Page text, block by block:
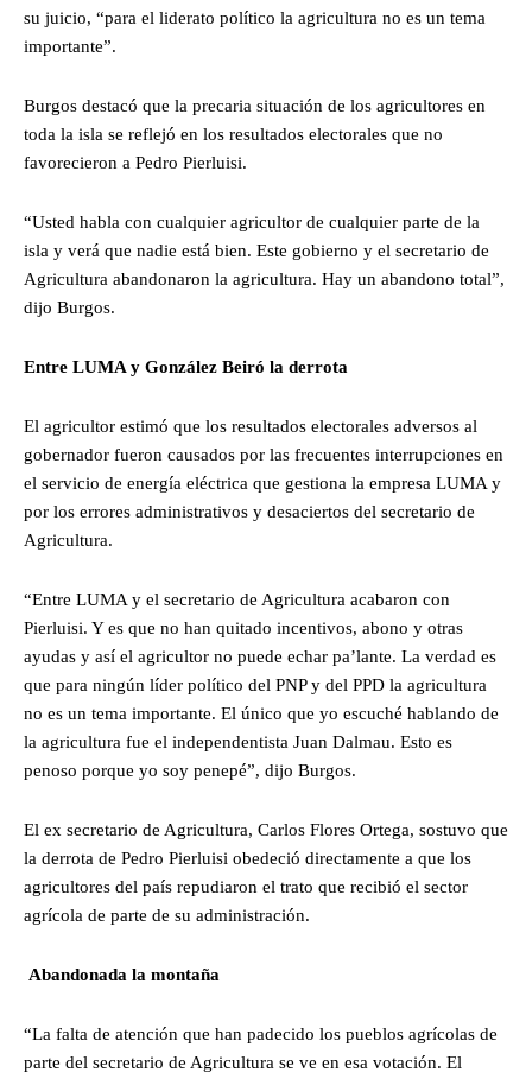
su juicio, “para el liderato político la agricultura no es un tema
importante”.
Burgos destacó que la precaria situación de los agricultores en
toda la isla se reflejó en los resultados electorales que no
favorecieron a Pedro Pierluisi.
“Usted habla con cualquier agricultor de cualquier parte de la
isla y verá que nadie está bien. Este gobierno y el secretario de
Agricultura abandonaron la agricultura. Hay un abandono total”,
dijo Burgos.
Entre LUMA y González Beiró la derrota
El agricultor estimó que los resultados electorales adversos al
gobernador fueron causados por las frecuentes interrupciones en
el servicio de energía eléctrica que gestiona la empresa LUMA y
por los errores administrativos y desaciertos del secretario de
Agricultura.
“Entre LUMA y el secretario de Agricultura acabaron con
Pierluisi. Y es que no han quitado incentivos, abono y otras
ayudas y así el agricultor no puede echar pa’lante. La verdad es
que para ningún líder político del PNP y del PPD la agricultura
no es un tema importante. El único que yo escuché hablando de
la agricultura fue el independentista Juan Dalmau. Esto es
penoso porque yo soy penepé”, dijo Burgos.
El ex secretario de Agricultura, Carlos Flores Ortega, sostuvo que
la derrota de Pedro Pierluisi obedeció directamente a que los
agricultores del país repudiaron el trato que recibió el sector
agrícola de parte de su administración.
Abandonada la montaña
“La falta de atención que han padecido los pueblos agrícolas de
parte del secretario de Agricultura se ve en esa votación. El